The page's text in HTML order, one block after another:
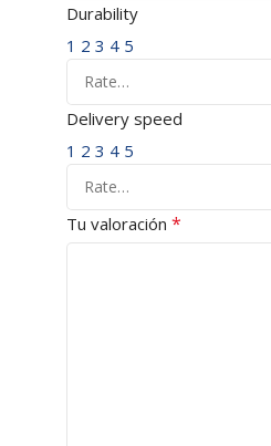
Durability
1 2 3 4 5
Delivery speed
1 2 3 4 5
Tu valoración *